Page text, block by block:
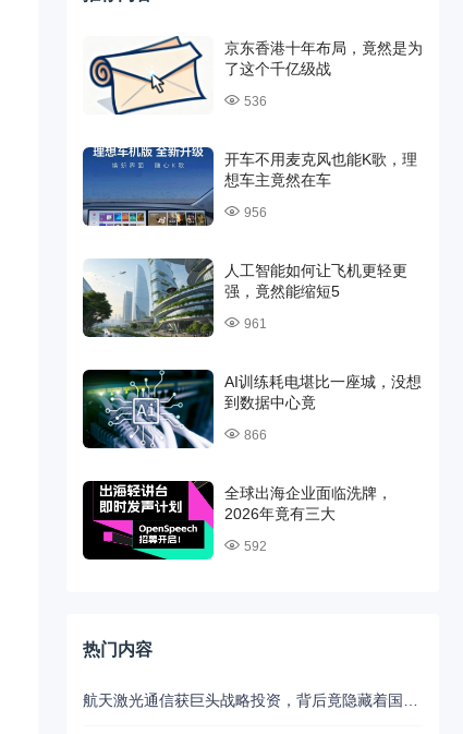
京东香港十年布局，竟然是为
了这个千亿级战
536
开车不用麦克风也能K歌，理
想车主竟然在车
956
人工智能如何让飞机更轻更
强，竟然能缩短5
961
AI训练耗电堪比一座城，没想
到数据中心竟
866
全球出海企业面临洗牌，
2026年竟有三大
592
热门内容